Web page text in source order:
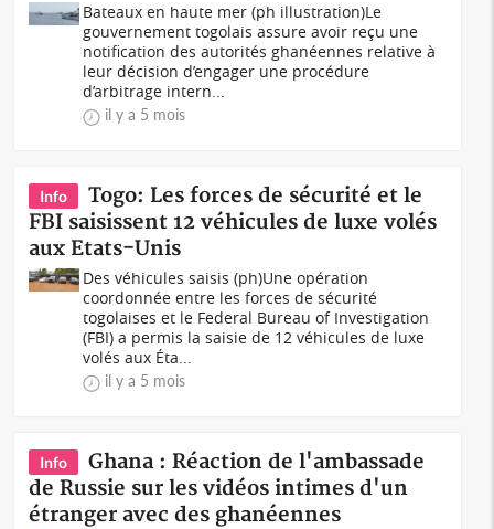
Bateaux en haute mer (ph illustration)Le
gouvernement togolais assure avoir reçu une
notification des autorités ghanéennes relative à
leur décision d’engager une procédure
d’arbitrage intern...
il y a 5 mois
Info
Togo: Les forces de sécurité et le
FBI saisissent 12 véhicules de luxe volés
aux Etats-Unis
Des véhicules saisis (ph)Une opération
coordonnée entre les forces de sécurité
togolaises et le Federal Bureau of Investigation
(FBI) a permis la saisie de 12 véhicules de luxe
volés aux Éta...
il y a 5 mois
Info
Ghana : Réaction de l'ambassade
de Russie sur les vidéos intimes d'un
étranger avec des ghanéennes